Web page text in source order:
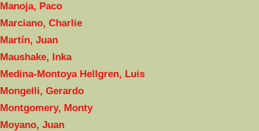
Manoja, Paco
Marciano, Charlie
Martín, Juan
Maushake, Inka
Medina-Montoya Hellgren, Luis
Mongelli, Gerardo
Montgomery, Monty
Moyano, Juan